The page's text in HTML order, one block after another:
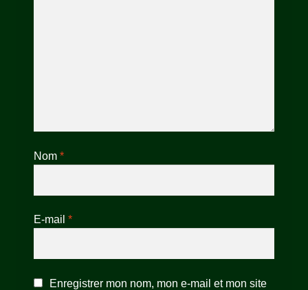
Nom *
E-mail *
Enregistrer mon nom, mon e-mail et mon site